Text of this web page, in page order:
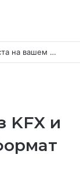
Простые советы по освобождению места на вашем Mac
KFX и